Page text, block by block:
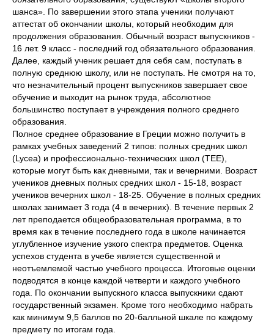
шанса». По завершении этого этапа ученики получают
аттестат об окончании школы, который необходим для
продолжения образования. Обычный возраст выпускников -
16 лет. 9 класс - последний год обязательного образования.
Далее, каждый ученик решает для себя сам, поступать в
полную среднюю школу, или не поступать. Не смотря на то,
что незначительный процент выпускников завершает свое
обучение и выходит на рынок труда, абсолютное
большинство поступает в учреждения полного среднего
образования.
Полное среднее образование в Греции можно получить в
рамках учебных заведений 2 типов: полных средних школ
(Lycea) и профессионально-технических школ (TEE),
которые могут быть как дневными, так и вечерними. Возраст
учеников дневных полных средних школ - 15-18, возраст
учеников вечерних школ - 18-25. Обучение в полных средних
школах занимает 3 года (4 в вечерних). В течение первых 2
лет преподается общеобразовательная программа, в то
время как в течение последнего года в школе начинается
углубленное изучение узкого спектра предметов. Оценка
успехов студента в учебе является существенной и
неотъемлемой частью учебного процесса. Итоговые оценки
подводятся в конце каждой четверти и каждого учебного
года. По окончании выпускного класса выпускники сдают
государственный экзамен. Кроме того необходимо набрать
как минимум 9,5 баллов по 20-балльной шкале по каждому
предмету по итогам года.